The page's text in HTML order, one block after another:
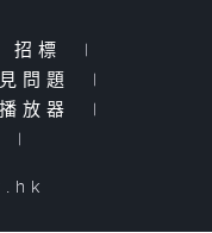
招標
|
問題
|
放器
|
|